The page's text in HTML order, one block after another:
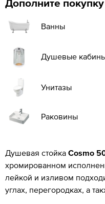
Дополните покупку
Ванны
Душевые
Унитазы
Раковины
Душевая стойка Cosmo
хромированном
лейкой и изливом
углах, перегородках, а